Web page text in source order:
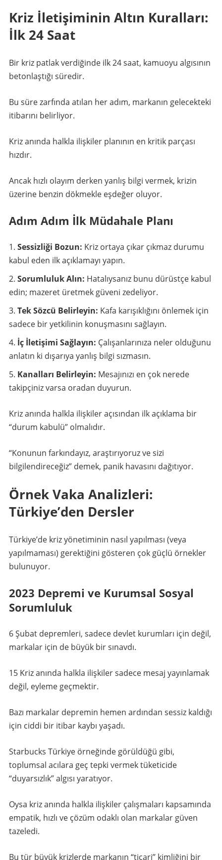
Kriz İletişiminin Altın Kuralları:
İlk 24 Saat
Bir kriz patlak verdiğinde ilk 24 saat, kamuoyu algısının
betonlaştığı süredir.
Bu süre zarfında atılan her adım, markanın gelecekteki
itibarını belirliyor.
Kriz anında halkla ilişkiler planının en kritik parçası
hızdır.
Ancak hızlı olayım derken yanlış bilgi vermek, krizin
üzerine benzin dökmekle eşdeğer oluyor.
Adım Adım İlk Müdahale Planı
Sessizliği Bozun: Kriz ortaya çıkar çıkmaz durumu
kabul eden ilk açıklamayı yapın.
Sorumluluk Alın: Hatalıysanız bunu dürüstçe kabul
edin; mazeret üretmek güveni zedeliyor.
Tek Sözcü Belirleyin: Kafa karışıklığını önlemek için
sadece bir yetkilinin konuşmasını sağlayın.
İç İletişimi Sağlayın: Çalışanlarınıza neler olduğunu
anlatın ki dışarıya yanlış bilgi sızmasın.
Kanalları Belirleyin: Mesajınızı en çok nerede
takipçiniz varsa oradan duyurun.
Kriz anında halkla ilişkiler açısından ilk açıklama bir
“durum kabulü” olmalıdır.
“Konunun farkındayız, araştırıyoruz ve sizi
bilgilendireceğiz” demek, panik havasını dağıtıyor.
Örnek Vaka Analizleri:
Türkiye’den Dersler
Türkiye’de kriz yönetiminin nasıl yapılması (veya
yapılmaması) gerektiğini gösteren çok güçlü örnekler
bulunuyor.
2023 Depremi ve Kurumsal Sosyal
Sorumluluk
6 Şubat depremleri, sadece devlet kurumları için değil,
markalar için de büyük bir sınavdı.
15Kriz anında halkla ilişkiler sadece mesaj yayınlamak
değil, eyleme geçmektir.
Bazı markalar depremin hemen ardından sessiz kaldığı
için ciddi bir itibar kaybı yaşadı.
Starbucks Türkiye örneğinde görüldüğü gibi,
toplumsal acılara geç tepki vermek tüketicide
“duyarsızlık” algısı yaratıyor.
Oysa kriz anında halkla ilişkiler çalışmaları kapsamında
empatik, hızlı ve çözüm odaklı olan markalar güven
tazeledi.
Bu tür büyük krizlerde markanın “ticari” kimliğini bir